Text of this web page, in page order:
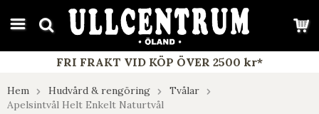
google-site-verification: google7e4b1026db5d9f32.html
FRI FRAKT VID KÖP ÖVER 2500 kr*
Hem Hudvård & rengöring
Tvålar
Apelsintvål Helt Enkelt Naturtvål